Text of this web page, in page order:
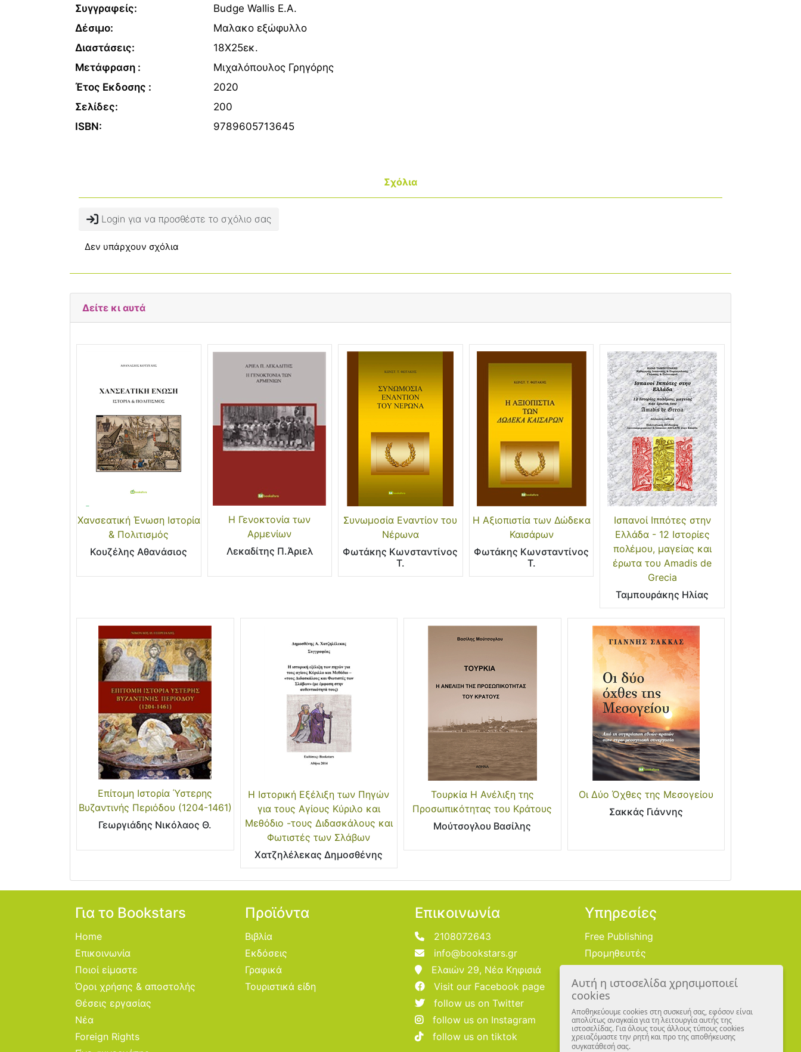
Συγγραφείς:
Budge Wallis E.A.
Δέσιμο:
Μαλακο εξώφυλλο
Διαστάσεις:
18Χ25εκ.
Μετάφραση :
Μιχαλόπουλος Γρηγόρης
Έτος Εκδοσης :
2020
Σελίδες:
200
ISBN:
9789605713645
Σχόλια
Login για να προσθέστε το σχόλιο σας
Δεν υπάρχουν σχόλια
Δείτε κι αυτά
Χανσεατική Ένωση Ιστορία
& Πολιτισμός
Κουζέλης Αθανάσιος
Η Γενοκτονία των
Αρμενίων
Λεκαδίτης Π.Άριελ
Συνωμοσία Εναντίον του
Νέρωνα
Φωτάκης Κωνσταντίνος
Τ.
Η Αξιοπιστία των Δώδεκα
Καισάρων
Φωτάκης Κωνσταντίνος
Τ.
Ισπανοί Ιππότες στην
Ελλάδα - 12 Ιστορίες
πολέμου, μαγείας και
έρωτα του Amadis de
Grecia
Ταμπουράκης Ηλίας
Επίτομη Ιστορία Ύστερης
Βυζαντινής Περιόδου (1204-1461)
Γεωργιάδης Νικόλαος Θ.
Η Ιστορική Εξέλιξη των Πηγών
για τους Αγίους Κύριλο και
Μεθόδιο -τους Διδασκάλους και
Φωτιστές των Σλάβων
Χατζηλέλεκας Δημοσθένης
Τουρκία Η Ανέλιξη της
Προσωπικότητας του Κράτους
Μούτσογλου Βασίλης
Οι Δύο Όχθες της Μεσογείου
Σακκάς Γιάννης
Για το Bookstars
Home
Επικοινωνία
Ποιοί είμαστε
Όροι χρήσης & αποστολής
Θέσεις εργασίας
Νέα
Foreign Rights
Προϊόντα
Βιβλία
Εκδόσεις
Γραφικά
Τουριστικά είδη
Επικοινωνία
2108072643
info@bookstars.gr
Ελαιών 29, Νέα Κηφισιά
Visit our Facebook page
follow us on Twitter
follow us on Instagram
follow us on tiktok
Υπηρεσίες
Free Publishing
Προμηθευτές
Εικονογράφοι
Αυτή η ιστοσελίδα χρησιμοποιεί
cookies
Αποθηκεύουμε cookies στη συσκευή σας, εφόσον είναι
απολύτως αναγκαία για τη λειτουργία αυτής της
ιστοσελίδας. Για όλους τους άλλους τύπους cookies
χρειαζόμαστε την ρητή και προ της αποθήκευσης
συγκατάθεσή σας.